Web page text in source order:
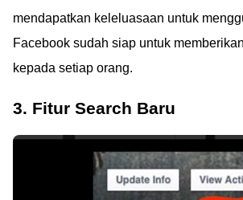
mendapatkan keleluasaan untuk
Facebook sudah siap untuk
kepada setiap orang.
3. Fitur Search Baru